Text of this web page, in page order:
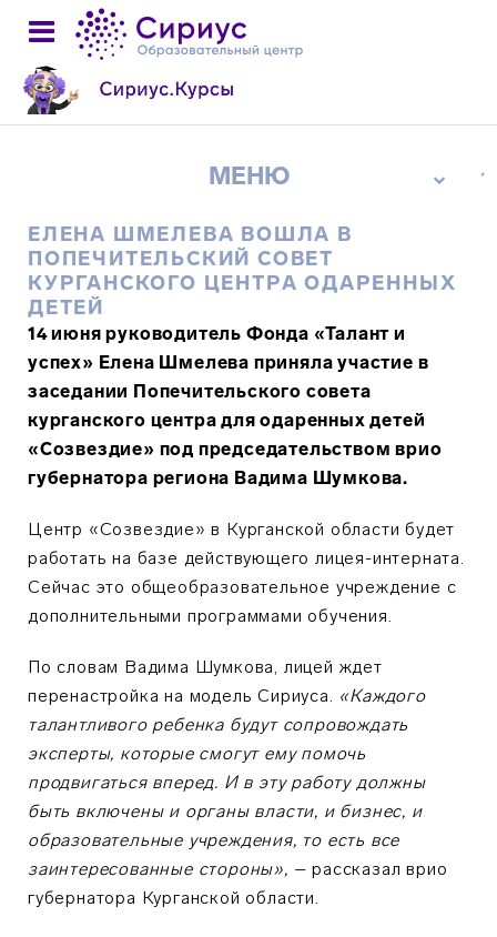
ЕЛЕНА ШМЕЛЕВА ВОШЛА В
ПОПЕЧИТЕЛЬСКИЙ СОВЕТ
КУРГАНСКОГО ЦЕНТРА ОДАРЕННЫХ
ДЕТЕЙ
14 июня руководитель Фонда «Талант и
успех» Елена Шмелева приняла участие в
заседании Попечительского совета
курганского центра для одаренных детей
«Созвездие» под председательством врио
губернатора региона Вадима Шумкова.
Центр «Созвездие» в Курганской области будет
работать на базе действующего лицея-интерната.
Сейчас это общеобразовательное учреждение с
дополнительными программами обучения.
По словам Вадима Шумкова, лицей ждет
перенастройка на модель Сириуса. «Каждого
талантливого ребенка будут сопровождать
эксперты, которые смогут ему помочь
продвигаться вперед. И в эту работу должны
быть включены и органы власти, и бизнес, и
образовательные учреждения, то есть все
заинтересованные стороны», – рассказал врио
губернатора Курганской области.